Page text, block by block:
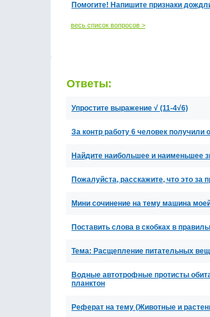
Помогите! Напишите признаки
весь список вопросов >
Ответы:
Упростите выражение √ (11-4√6)
За контр работу 6 человек получили
Найдите наибольшее и наименьшее
Пожалуйста, расскажите, что это за
Мини сочинение на тему машина
Поставить слова в скобках в
Тема: Расщепление питательных
Водные автотрофные протисты
планктон
Реферат на тему (Животные и